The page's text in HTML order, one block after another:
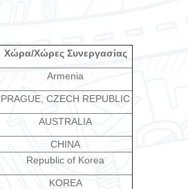
Χώρα/Χώρες Συνεργασίας
Armenia
PRAGUE, CZECH REPUBLIC
AUSTRALIA
CHINA
Republic of Korea
KOREA